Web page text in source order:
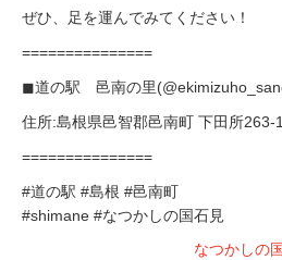
ぜひ、足を運んでみてください！
===============
◼︎道の駅 邑南の里
住所:島根県邑智郡邑南町 下田所263-1
===============
#道の駅 #島根 #邑南町
#shimane #なつかしの国石見
なつかしの